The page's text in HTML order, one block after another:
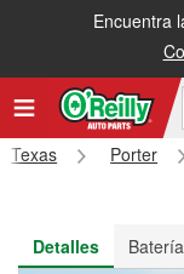
Encuentra
Recibe tu orden
Texas Porter
Detalles